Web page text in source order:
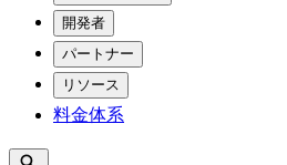
開発者
パートナー
リソース
料金体系